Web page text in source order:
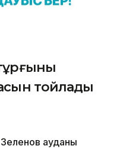
тойлады
Зеленов ауданы